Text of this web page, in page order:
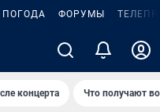
ПОГОДА ФОРУМЫ
концертa Что получают